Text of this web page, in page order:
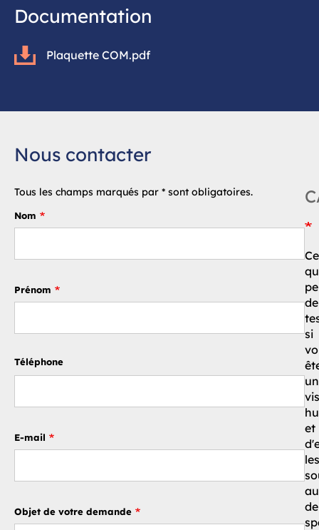
Documentation
Plaquette COM.pdf
Nous contacter
Tous les champs marqués par * sont obligatoires.
Nom
Prénom
Téléphone
E-mail
Objet de votre demande
de
si
un
et
les
de